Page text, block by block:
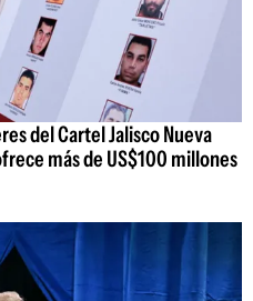
del Cartel Jalisco Nueva
más de US$100 millones